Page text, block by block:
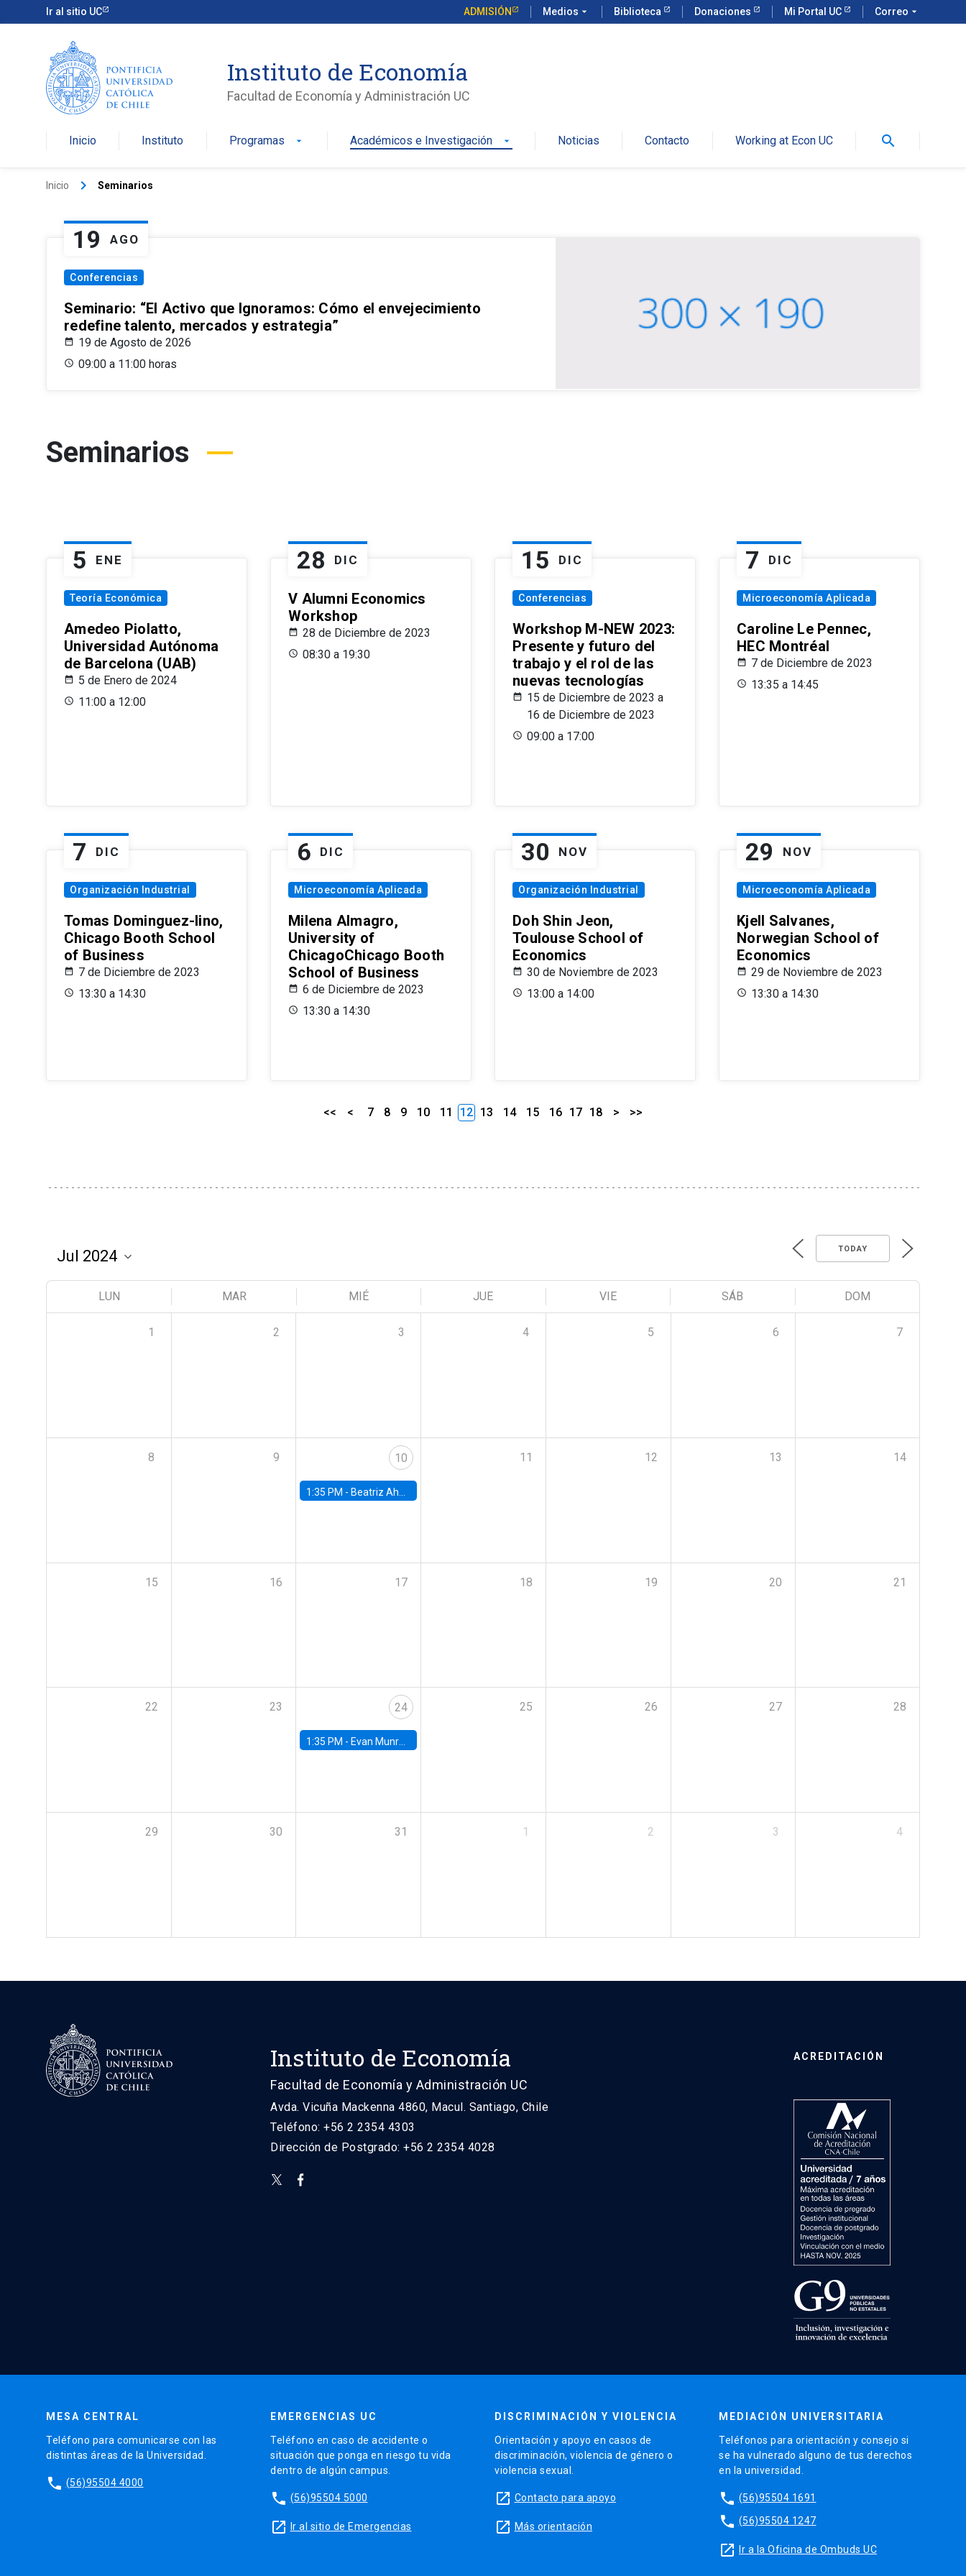
Ir al sitio UC ADMISIÓN Medios arrow_drop_down Biblioteca Donaciones Mi Portal UC Correo arrow_drop_down
Instituto de Economía
Facultad de Economía y Administración UC
Inicio Instituto Programas arrow_drop_down Académicos e Investigación arrow_drop_down Noticias Contacto Working at Econ UC search
Inicio keyboard_arrow_right Seminarios
19 AGO
Conferencias
Seminario: “El Activo que Ignoramos: Cómo el envejecimiento
redefine talento, mercados y estrategia”
19 de Agosto de 2026
09:00 a 11:00 horas
Seminarios
5 ENE
Teoría Económica
Amedeo Piolatto,
Universidad Autónoma
de Barcelona (UAB)
5 de Enero de 2024
11:00 a 12:00
28 DIC
V Alumni Economics
Workshop
28 de Diciembre de 2023
08:30 a 19:30
15 DIC
Conferencias
Workshop M-NEW 2023:
Presente y futuro del
trabajo y el rol de las
nuevas tecnologías
15 de Diciembre de 2023 a
16 de Diciembre de 2023
09:00 a 17:00
7 DIC
Microeconomía Aplicada
Caroline Le Pennec,
HEC Montréal
7 de Diciembre de 2023
13:35 a 14:45
7 DIC
Organización Industrial
Tomas Dominguez-Iino,
Chicago Booth School
of Business
7 de Diciembre de 2023
13:30 a 14:30
6 DIC
Microeconomía Aplicada
Milena Almagro,
University of
ChicagoChicago Booth
School of Business
6 de Diciembre de 2023
13:30 a 14:30
30 NOV
Organización Industrial
Doh Shin Jeon,
Toulouse School of
Economics
30 de Noviembre de 2023
13:00 a 14:00
29 NOV
Microeconomía Aplicada
Kjell Salvanes,
Norwegian School of
Economics
29 de Noviembre de 2023
13:30 a 14:30
<< < 7 8 9 10 11 12 13 14 15 16 17 18 > >>
TODAY
LUN MAR MIÉ JUE VIE SÁB DOM
1 2 3 4 5 6 7
8 9 10
1:35 PM - Beatriz Ahumada, PhD candidate, Universidad de Pittsburgh
11 12 13 14
15 16 17 18 19 20 21
22 23 24
1:35 PM - Evan Munro, Neyman Visiting Assistant Professor in the Department of Statistics at UC Berkeley
25 26 27 28
29 30 31 1 2 3 4
Instituto de Economía
Facultad de Economía y Administración UC
Avda. Vicuña Mackenna 4860, Macul. Santiago, Chile
Teléfono: +56 2 2354 4303
Dirección de Postgrado: +56 2 2354 4028
ACREDITACIÓN
MESA CENTRAL
Teléfono para comunicarse con las
distintas áreas de la Universidad.
phone (56)95504 4000
EMERGENCIAS UC
Teléfono en caso de accidente o
situación que ponga en riesgo tu vida
dentro de algún campus.
phone (56)95504 5000
launch Ir al sitio de Emergencias
DISCRIMINACIÓN Y VIOLENCIA
Orientación y apoyo en casos de
discriminación, violencia de género o
violencia sexual.
launch Contacto para apoyo
launch Más orientación
MEDIACIÓN UNIVERSITARIA
Teléfonos para orientación y consejo si
se ha vulnerado alguno de tus derechos
en la universidad.
phone (56)95504 1691
phone (56)95504 1247
launch Ir a la Oficina de Ombuds UC